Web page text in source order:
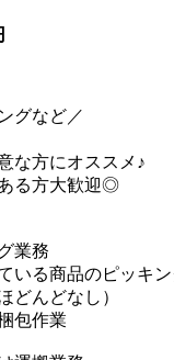
グなど／
な方にオススメ♪
る方大歓迎◎
業務
る商品のピッキン
どんどなし）
包作業